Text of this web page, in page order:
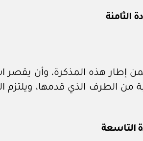
الثامنة
إطار هذه المذكرة، وأن
من الطرف الذي قدمها،
التاسعة